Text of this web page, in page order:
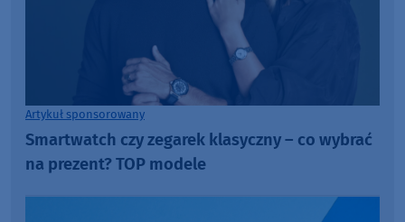
Artykuł sponsorowany
Smartwatch czy zegarek klasyczny – co wybrać
na prezent? TOP modele